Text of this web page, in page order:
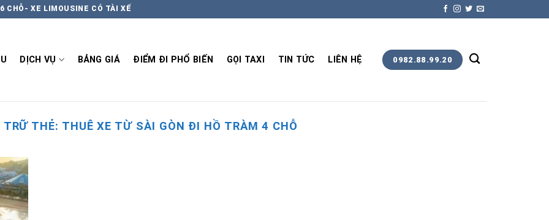
CHỖ- XE LIMOUSINE CÓ TÀI XẾ
DỊCH VỤ BẢNG GIÁ ĐIỂM ĐI PHỔ BIẾN GỌI TAXI TIN TỨC LIÊN HỆ 0982.88.99.20
TRỮ THẺ: THUÊ XE TỪ SÀI GÒN ĐI HỒ TRÀM 4 CHỖ